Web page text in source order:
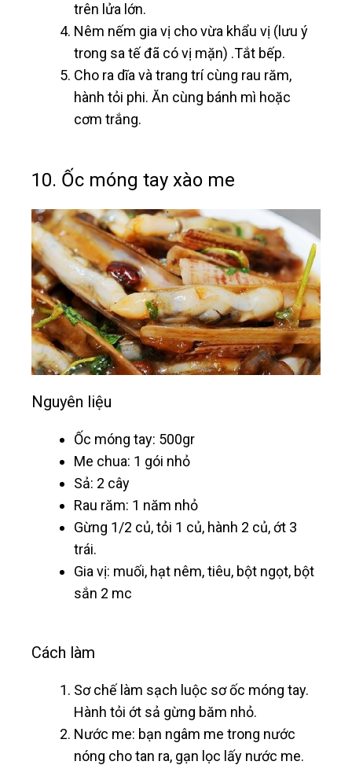
trên lửa lớn.
Nêm nếm gia vị cho vừa khẩu vị (lưu ý
trong sa tế đã có vị mặn) .Tắt bếp.
Cho ra dĩa và trang trí cùng rau răm,
hành tỏi phi. Ăn cùng bánh mì hoặc
cơm trắng.
10. Ốc móng tay xào me
Nguyên liệu
Ốc móng tay: 500gr
Me chua: 1 gói nhỏ
Sả: 2 cây
Rau răm: 1 năm nhỏ
Gừng 1/2 củ, tỏi 1 củ, hành 2 củ, ớt 3
trái.
Gia vị: muối, hạt nêm, tiêu, bột ngọt, bột
sắn 2 mc
Cách làm
Sơ chế làm sạch luộc sơ ốc móng tay.
Hành tỏi ớt sả gừng băm nhỏ.
Nước me: bạn ngâm me trong nước
nóng cho tan ra, gạn lọc lấy nước me.